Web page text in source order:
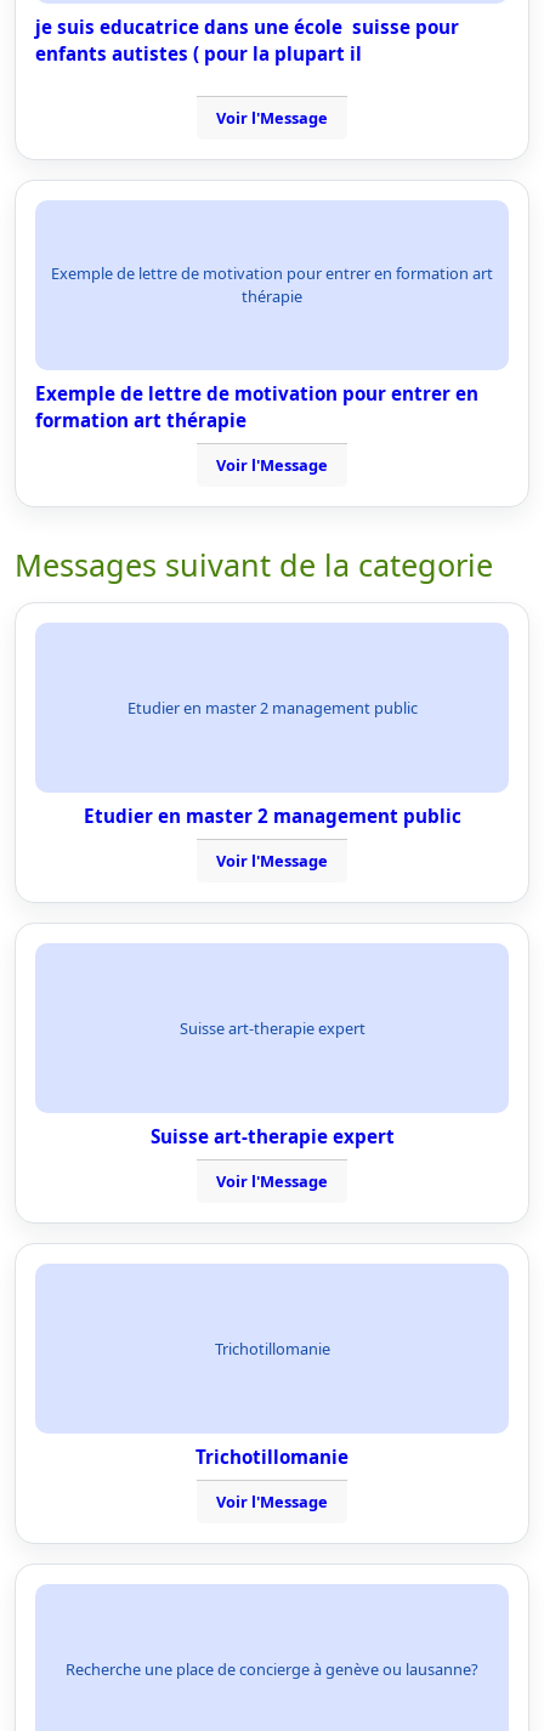
je suis educatrice dans une école suisse pour
enfants autistes ( pour la plupart il
Voir l'Message
Exemple de lettre de motivation pour entrer en formation art
thérapie
Exemple de lettre de motivation pour entrer en
formation art thérapie
Voir l'Message
Messages suivant de la categorie
Etudier en master 2 management public
Etudier en master 2 management public
Voir l'Message
Suisse art-therapie expert
Suisse art-therapie expert
Voir l'Message
Trichotillomanie
Trichotillomanie
Voir l'Message
Recherche une place de concierge à genève ou lausanne?